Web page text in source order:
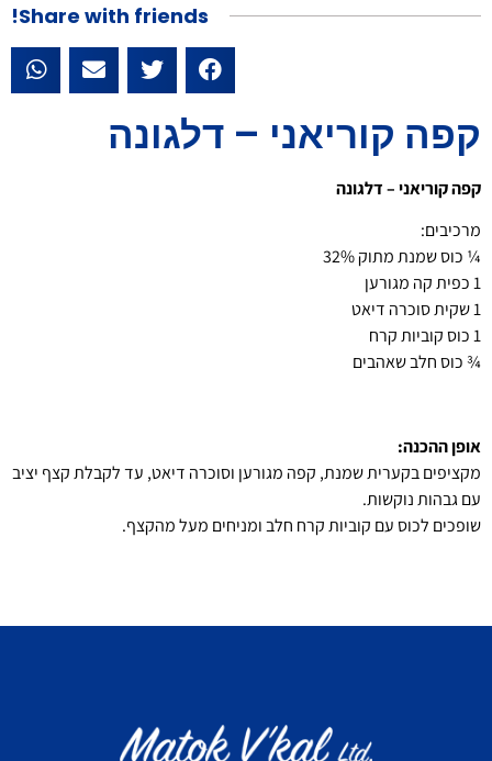
Share with friends!
קפה קוריאני – דלגונה
קפה קוריאני – דלגונה
מרכיבים:
¼ כוס שמנת מתוק 32%
1 כפית קה מגורען
1 שקית סוכרה דיאט
1 כוס קוביות קרח
¾ כוס חלב שאהבים
אופן ההכנה:
מקציפים בקערית שמנת, קפה מגורען וסוכרה דיאט, עד לקבלת קצף יציב
עם גבהות נוקשות.
שופכים לכוס עם קוביות קרח חלב ומניחים מעל מהקצף.